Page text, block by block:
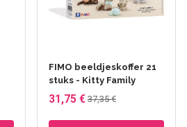
FIMO beeldjeskoffer 21
stuks - Kitty Family
31,75 € 37,35 €